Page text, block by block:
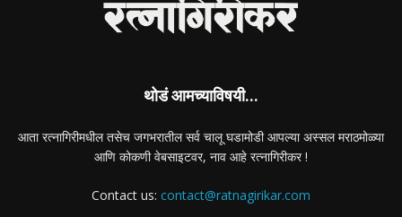
थोडं आमच्याविषयी...
आता रत्नागिरीमधील तसेच जगभरातील सर्व चालू घडामोडी आपल्या अस्सल मराठमोळ्या
आणि कोकणी वेबसाइटवर, नाव आहे रत्नागिरीकर !
Contact us: contact@ratnagirikar.com